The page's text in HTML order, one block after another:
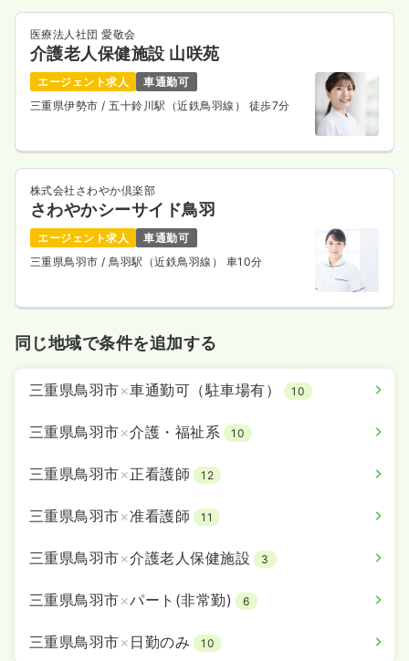
医療法人社団 愛敬会
介護老人保健施設 山咲苑
エージェント求人
車通勤可
三重県伊勢市 / 五十鈴川駅（近鉄鳥羽線） 徒歩7分
株式会社さわやか倶楽部
さわやかシーサイド鳥羽
エージェント求人
車通勤可
三重県鳥羽市 / 鳥羽駅（近鉄鳥羽線） 車10分
同じ地域で条件を追加する
三重県鳥羽市×車通勤可（駐車場有） 10
三重県鳥羽市×介護・福祉系 10
三重県鳥羽市×正看護師 12
三重県鳥羽市×准看護師 11
三重県鳥羽市×介護老人保健施設 3
三重県鳥羽市×パート(非常勤) 6
三重県鳥羽市× 日勤のみ 10